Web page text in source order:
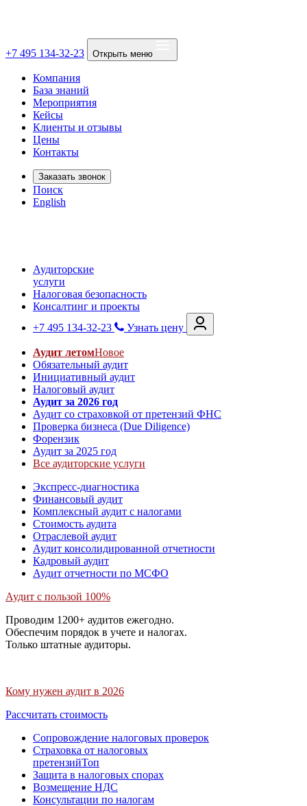
+7 495 134-32-23 Открыть меню
Компания
База знаний
Мероприятия
Кейсы
Клиенты и отзывы
Цены
Контакты
Заказать звонок
Поиск
English
Аудиторские
услуги
Налоговая безопасность
Консалтинг и проекты
+7 495 134-32-23
Узнать цену
Аудит летомНовое
Обязательный аудит
Инициативный аудит
Налоговый аудит
Аудит за 2026 год
Аудит со страховкой от претензий ФНС
Проверка бизнеса (Due Diligence)
Форензик
Аудит за 2025 год
Все аудиторские услуги
Экспресс-диагностика
Финансовый аудит
Комплексный аудит с налогами
Стоимость аудита
Отраслевой аудит
Аудит консолидированной отчетности
Кадровый аудит
Аудит отчетности по МСФО
Аудит с пользой 100%
Проводим 1200+ аудитов ежегодно.
Обеспечим порядок в учете и налогах.
Только штатные аудиторы.
Кому нужен аудит в 2026
Рассчитать стоимость
Сопровождение налоговых проверок
Страховка от налоговых
претензийТоп
Защита в налоговых спорах
Возмещение НДС
Консультации по налогам